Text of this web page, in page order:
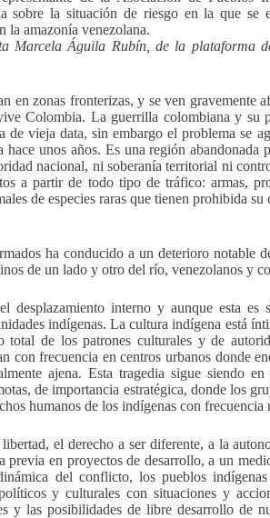
sobre la situación de riesgo en la que se
la amazonía venezolana.
Marcela Águila Rubín, de la plataforma
en zonas fronterizas, y se ven gravemente
Colombia. La guerrilla colombiana y su
de vieja data, sin embargo el problema se
hace unos años. Es una región abandonada
nacional, ni soberanía territorial ni
a partir de todo tipo de tráfico: armas,
de especies raras que tienen prohibida su
ha conducido a un deterioro notable
de un lado y otro del río, venezolanos y
desplazamiento interno y aunque esta
indígenas. La cultura indígena está
total de los patrones culturales y de
con frecuencia en centros urbanos donde
ajena. Esta tragedia sigue siendo
de importancia estratégica, donde los
humanos de los indígenas con
el derecho a ser diferente, a la
previa en proyectos de desarrollo, a un
del conflicto, los pueblos
y culturales con situaciones y
y las posibilidades de libre desarrollo de